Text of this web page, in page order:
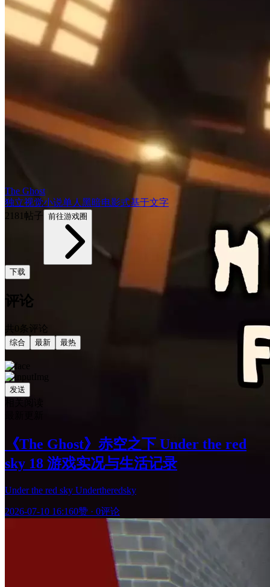
The Ghost
独立视觉小说单人 黑暗电影式基于文字
2181帖子
前往游戏圈
下载
评论
共0条评论
综合 最新 最热
发送
《The Ghost》赤空之下 Under the red
sky 18 游戏实况与生活记录
Under the red sky Undertheredsky
2026-07-10 16:160赞 · 0评论